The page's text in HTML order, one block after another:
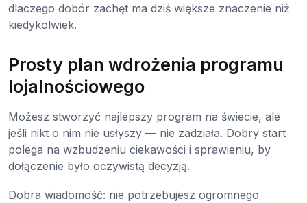
dlaczego dobór zachęt ma dziś większe znaczenie niż
kiedykolwiek.
Prosty plan wdrożenia programu
lojalnościowego
Możesz stworzyć najlepszy program na świecie, ale
jeśli nikt o nim nie usłyszy — nie zadziała. Dobry start
polega na wzbudzeniu ciekawości i sprawieniu, by
dołączenie było oczywistą decyzją.
Dobra wiadomość: nie potrzebujesz ogromnego